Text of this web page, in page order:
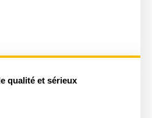
qualité et sérieux